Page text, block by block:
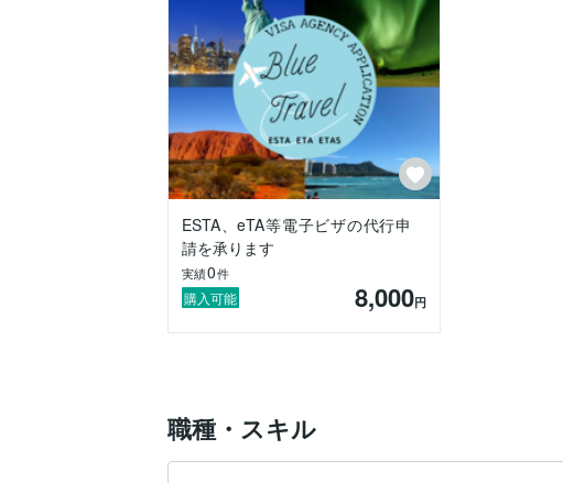
ESTA、eTA等電子ビザの代行申
請を承ります
実績0件
購入可能 8,000円
職種・スキル